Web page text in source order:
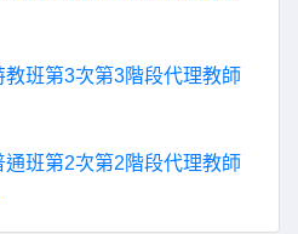
班第3次第3階段代理教師
班第2次第2階段代理教師